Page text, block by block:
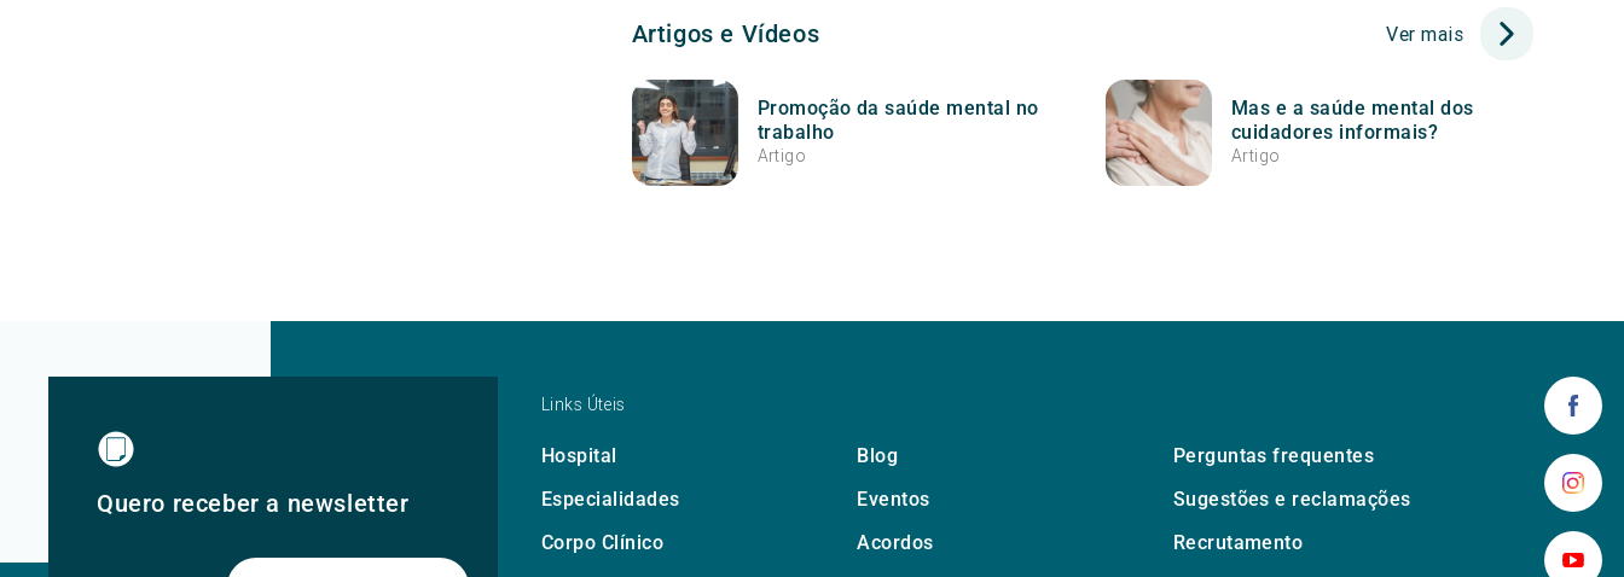
Artigos e Vídeos Ver mais
Promoção da saúde mental no
trabalho
Artigo
Mas e a saúde mental dos
cuidadores informais?
Artigo
Quero receber a newsletter
Links Úteis
Hospital Blog
Perguntas frequentes
Especialidades
Eventos
Sugestões e reclamações
Corpo Clínico
Acordos
Recrutamento